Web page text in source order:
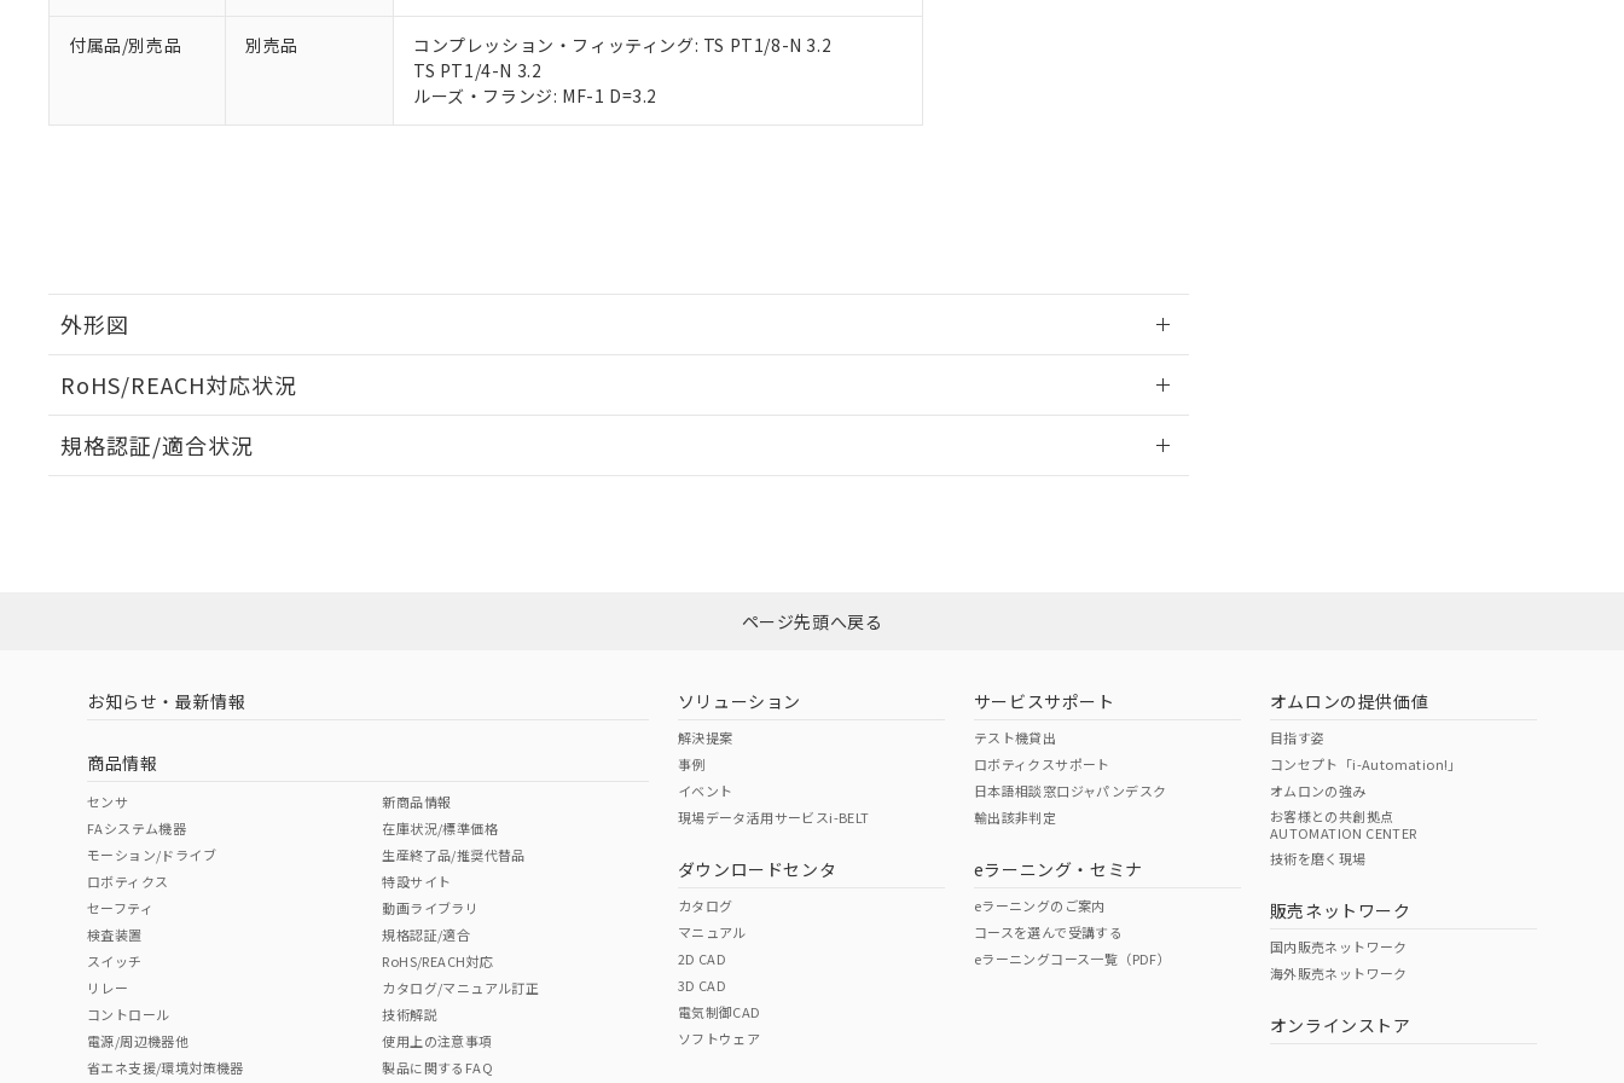
付属品/別売品 別売品
コンプレッション・フィッティング: TS PT1/8-N 3.2
TS PT1/4-N 3.2
ルーズ・フランジ: MF-1 D=3.2
外形図
RoHS/REACH対応状況
EU RoHS 注意事項・凡例
ダウンロードはこちら
中国 RoHS 注意事項・凡例
中国 RoHS表
Pb Hg Cr(VI)
O O
"対応済み"や非含有の記載がされた商品であっても、流通在庫等で未対応品が混在する可能性があります。
非含有品が必要な際は、弊社営業部門もしくは販売店へお問い合わせください。
規格認証/適合状況
（イギリス
（ノルウェー
（日本
（アメリカ
この製品の規格認証/適合状況ページへ
その他の認証はこちらのページからご検索ください
お客様が当ウェブサイト上で当社にご登録された部品リストについて、当社および当社の共同利用者
が、当社の製品・サービスに関するお客様との取引・商談に必要な範囲で利用することをご了承くだ
さい。
※当社の共同利用者とは、"個人情報の共同利用に関して"
の「1.共同利用者の範囲」に記載されて
※3 非含有証明書ダウンロード
下記の非含有証明書をダウンロードすることができます。
味します。
「－」：未確認です。当社販売部門へお問い合わせください。
空
白
受注生産機種、また在庫状況の情報を公開していない機種
ページ先頭へ戻る
お知らせ・最新情報
商品情報
センサ
FAシステム機器
モーション/ドライブ
ロボティクス
セーフティ
検査装置
スイッチ
リレー
コントロール
電源/周辺機器他
省エネ支援/環境対策機器
新商品情報
在庫状況/標準価格
生産終了品/推奨代替品
特設サイト
動画ライブラリ
規格認証/適合
RoHS/REACH対応
カタログ/マニュアル訂正
技術解説
使用上の注意事項
製品に関するFAQ
ソリューション
解決提案
事例
イベント
現場データ活用サービスi-BELT
ダウンロードセンタ
カタログ
マニュアル
2D CAD
3D CAD
電気制御CAD
ソフトウェア
サービスサポート
テスト機貸出
ロボティクスサポート
日本語相談窓口ジャパンデスク
輸出該非判定
eラーニング・セミナ
eラーニングのご案内
コースを選んで受講する
eラーニングコース一覧（PDF）
オムロンの提供価値
目指す姿
コンセプト「i-Automation!」
オムロンの強み
お客様との共創拠点
AUTOMATION CENTER
技術を磨く現場
販売ネットワーク
国内販売ネットワーク
海外販売ネットワーク
オンラインストア